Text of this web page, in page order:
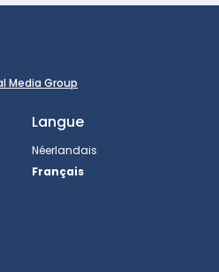
Media Group
Langue
Néerlandais
Français